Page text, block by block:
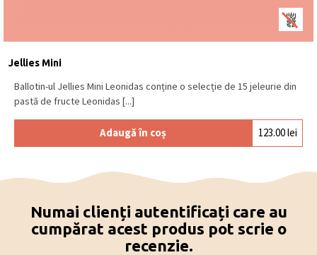
Jellies Mini
Ballotin-ul Jellies Mini Leonidas conține o selecție de 15 jeleurie din
pastă de fructe Leonidas [...]
Adaugă în coș 123.00lei
Numai clienți autentificați care au
cumpărat acest produs pot scrie o
recenzie.